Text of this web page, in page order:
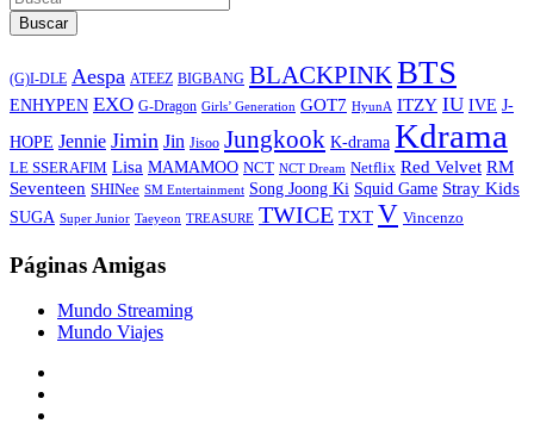
Buscar
(G)I-DLE Aespa ATEEZ BIGBANG BLACKPINKBTS
ENHYPEN EXO G-Dragon Girls’ Generation GOT7 HyunA ITZY IU IVE J-
HOPE Jennie Jimin Jin Jisoo Jungkook K-drama Kdrama
LE SSERAFIM Lisa MAMAMOO NCT NCT Dream Netflix Red Velvet RM
Seventeen SHINee SM Entertainment Song Joong Ki Squid Game Stray Kids
SUGA Super Junior Taeyeon TREASURE TWICE TXT V Vincenzo
Páginas Amigas
Mundo Streaming
Mundo Viajes